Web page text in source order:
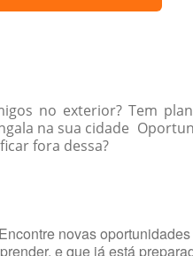
no exterior? Tem
na sua cidade
fora dessa?
novas
e que já está